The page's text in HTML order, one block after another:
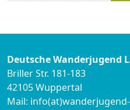
Deutsche Wanderjugend
Briller Str. 181-183
42105 Wuppertal
Mail: